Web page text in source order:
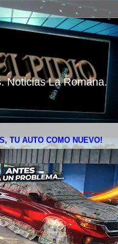
Noticias La Romana.
TU AUTO COMO NUEVO!